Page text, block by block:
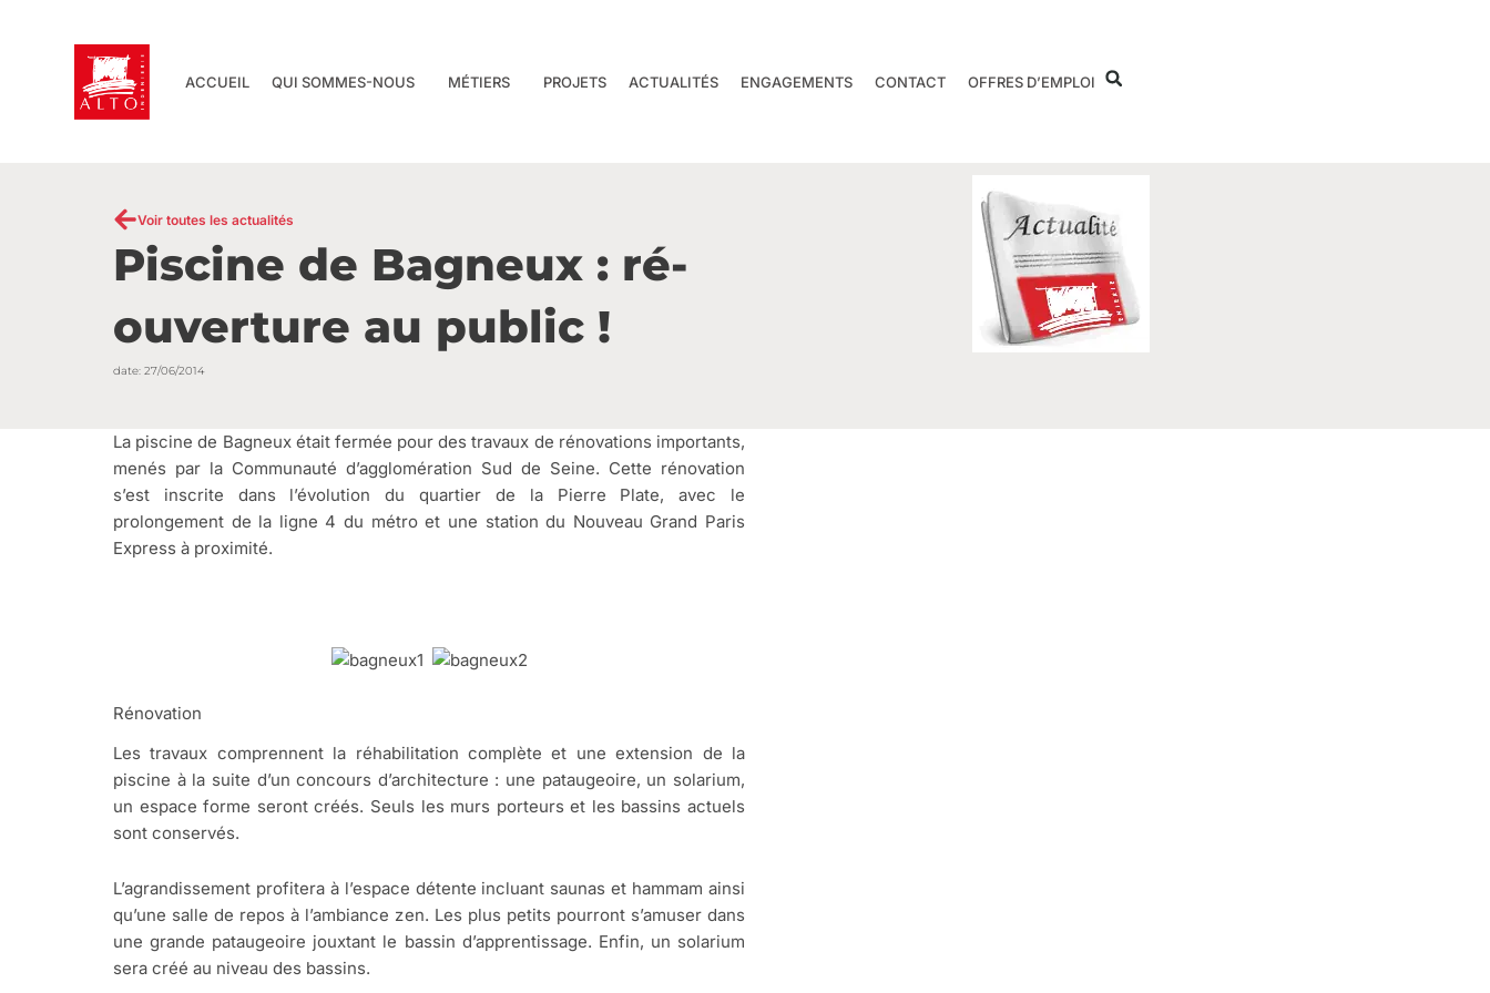
ACCUEIL QUI SOMMES-NOUS MÉTIERS PROJETS ACTUALITÉS ENGAGEMENTS CONTACT OFFRES D’EMPLOI
Voir toutes les actualités
Piscine de Bagneux : ré-
ouverture au public !
date: 27/06/2014
La piscine de Bagneux était fermée pour des travaux de rénovations importants,
menés par la Communauté d’agglomération Sud de Seine. Cette rénovation
s’est inscrite dans l’évolution du quartier de la Pierre Plate, avec le
prolongement de la ligne 4 du métro et une station du Nouveau Grand Paris
Express à proximité.
Rénovation
Les travaux comprennent la réhabilitation complète et une extension de la
piscine à la suite d’un concours d’architecture : une pataugeoire, un solarium,
un espace forme seront créés. Seuls les murs porteurs et les bassins actuels
sont conservés.
L’agrandissement profitera à l’espace détente incluant saunas et hammam ainsi
qu’une salle de repos à l’ambiance zen. Les plus petits pourront s’amuser dans
une grande pataugeoire jouxtant le bassin d’apprentissage. Enfin, un solarium
sera créé au niveau des bassins.